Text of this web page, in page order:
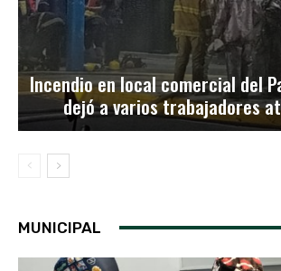
Incendio en local comercial del
dejó a varios trabajadores
MUNICIPAL